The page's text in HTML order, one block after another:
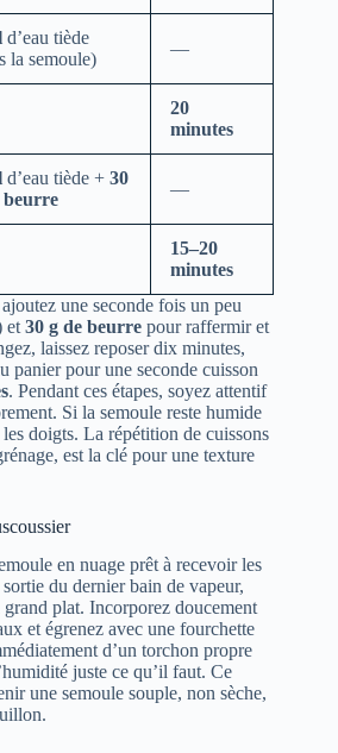
d’eau tiède
la semoule)
—
20
minutes
d’eau tiède + 30
beurre
—
15–20
minutes
une seconde fois un peu
et 30 g de beurre pour raffermir et
laissez reposer dix minutes,
panier pour une seconde cuisson
. Pendant ces étapes, soyez attentif
Si la semoule reste humide
doigts. La répétition de cuissons
est la clé pour une texture
en nuage prêt à recevoir les
du dernier bain de vapeur,
plat. Incorporez doucement
et égrenez avec une fourchette
d’un torchon propre
juste ce qu’il faut. Ce
une semoule souple, non sèche,